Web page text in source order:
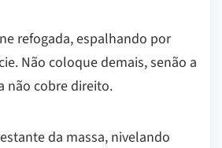
refogada, espalhando por
Não coloque demais, senão a
não cobre direito.
da massa, nivelando